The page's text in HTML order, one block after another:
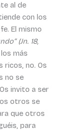
al de
con los
El mismo
(Jn. 18,
más
ricos, no. Os
no se
invito a ser
otros se
que otros
para